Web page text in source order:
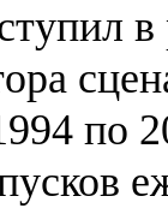
в
по